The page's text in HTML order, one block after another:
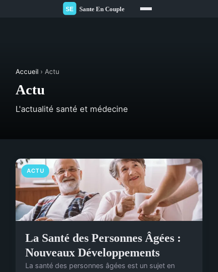
Accueil › Actu
Actu
L'actualité santé et médecine
ACTU
La Santé des Personnes Âgées :
Nouveaux Développements
La santé des personnes âgées est un sujet en